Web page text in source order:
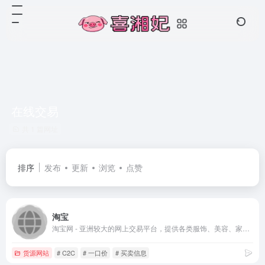
排序 发布 更新 浏览 点赞
淘宝
货源网站 # C2C # 一口价 # 买卖信息